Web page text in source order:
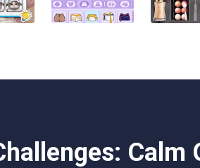
Calm